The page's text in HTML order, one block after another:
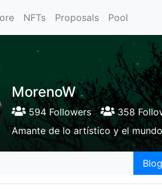
NFTs Proposals Pool
MorenoW
594 Followers 358
Amante de lo artístico y el
Blog